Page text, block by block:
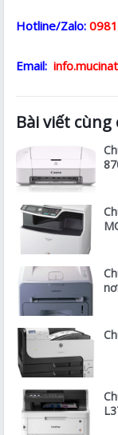
Hotline/Zalo:
Email:
Bài viết